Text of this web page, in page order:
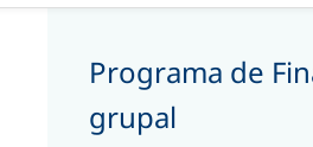
Programa de
grupal